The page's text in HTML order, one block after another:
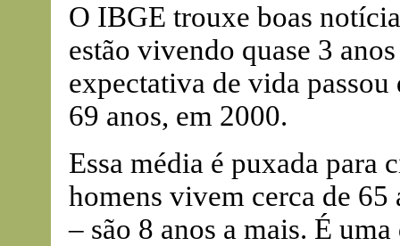
O IBGE trouxe boas
estão vivendo quase 3
expectativa de vida passou
69 anos, em 2000.
Essa média é puxada para
homens vivem cerca de 65
– são 8 anos a mais. É